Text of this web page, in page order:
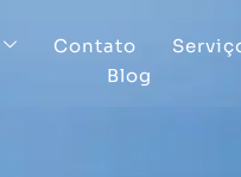
Contato
Blog